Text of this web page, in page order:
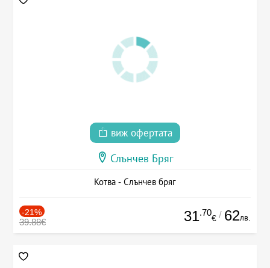
виж офертата
Слънчев Бряг
Котва - Слънчев бряг
-21%
39.88€ 31.70
€ / 62лв.